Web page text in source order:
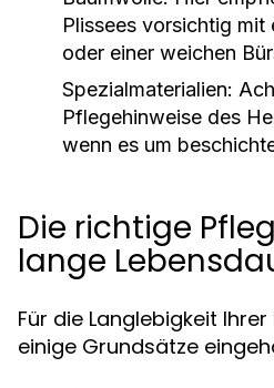
Plissees vorsichtig mit
oder einer weichen
Spezialmaterialien:
Pflegehinweise des
wenn es um
Die richtige
lange
Für die Langlebigkeit
einige Grundsätze